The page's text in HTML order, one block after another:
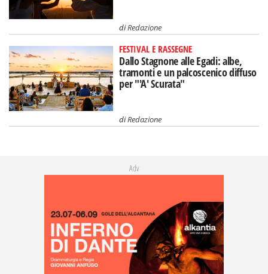
diRedazione
FESTIVAL E RASSEGNE
Dallo Stagnone alle Egadi: albe,
tramonti e un palcoscenico diffuso
per "'A' Scurata"
diRedazione
Adv